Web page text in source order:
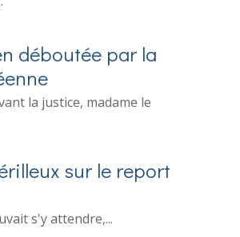
déboutée par la
la justice, madame le
sur le report
s'y attendre,...